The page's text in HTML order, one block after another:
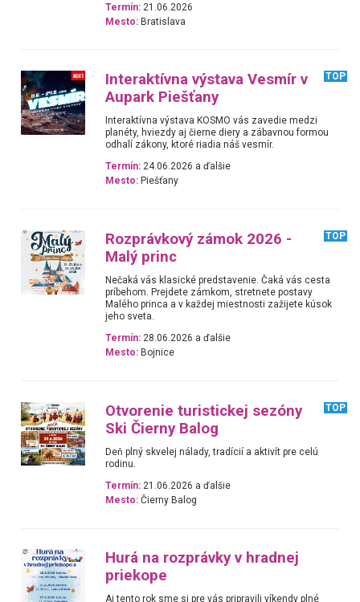
Termín: 21.06.2026
Mesto: Bratislava
Interaktívna výstava Vesmír v
Aupark Piešťany
TOP
Interaktívna výstava KOSMO vás zavedie medzi
planéty, hviezdy aj čierne diery a zábavnou formou
odhalí zákony, ktoré riadia náš vesmír.
Termín: 24.06.2026 a ďalšie
Mesto: Piešťany
Rozprávkový zámok 2026 -
Malý princ
TOP
Nečaká vás klasické predstavenie. Čaká vás cesta
príbehom. Prejdete zámkom, stretnete postavy
Malého princa a v každej miestnosti zažijete kúsok
jeho sveta.
Termín: 28.06.2026 a ďalšie
Mesto: Bojnice
Otvorenie turistickej sezóny
Ski Čierny Balog
TOP
Deň plný skvelej nálady, tradícií a aktivít pre celú
rodinu.
Termín: 21.06.2026 a ďalšie
Mesto: Čierny Balog
Hurá na rozprávky v hradnej
priekope
Aj tento rok sme si pre vás pripravili víkendy plné